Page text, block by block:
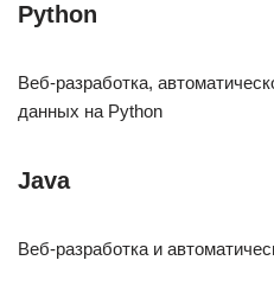
Python
Веб-разработка,
данных на Python
Java
Веб-разработка и